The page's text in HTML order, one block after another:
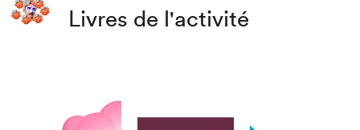
Livres de l'activité